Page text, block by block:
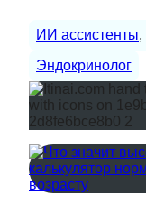
ИИ ассистенты,
Эндокринолог